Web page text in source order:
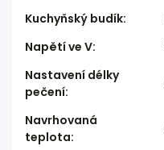
Kuchyňský budík:
Napětí ve V:
Nastavení délky
pečení:
Navrhovaná
teplota: